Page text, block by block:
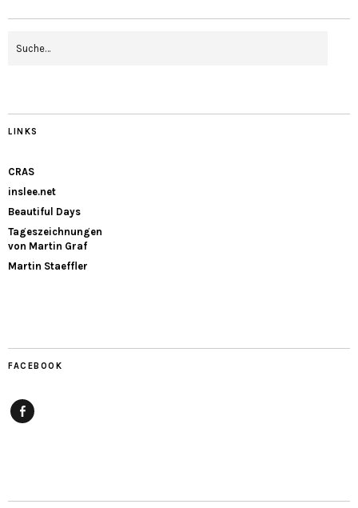
LINKS
CRAS
inslee.net
Beautiful Days
Tageszeichnungen
von Martin Graf
Martin Staeffler
FACEBOOK